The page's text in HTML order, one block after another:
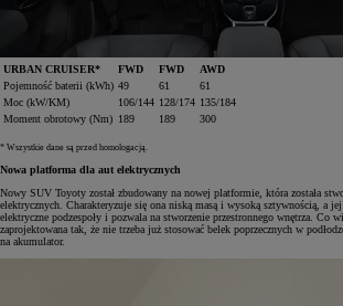
URBAN CRUISER* FWD FWD
AWD
Pojemność baterii (kWh) 49 61
61
Moc (kW/KM)
106/144 128/174 135/184
Moment obrotowy (Nm) 189 189 300
* Wszystkie dane są przed homologacją.
Nowa platforma dla aut elektrycznych
Nowy SUV Toyoty został zbudowany na nowej platformie, która została
elektrycznych. Charakteryzuje się ona niską masą i wysoką sztywnością, a
elektryczne podzespoły i pozwala na stworzenie przestronnego wnętrza. Co
zaprojektowana tak, że nie trzeba już stosować belek poprzecznych w
na akumulator.